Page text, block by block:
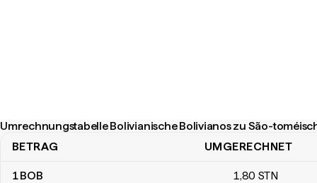
Umrechnungstabelle Bolivianische Bolivianos zu São-
Umrechnungstabelle Bolivianische Bolivianos zu São-toméische
BETRAG UMGERECHNET
1BOB 1,80 STN